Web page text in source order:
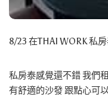
8/23 在THAI WORK 私
私房泰感覺還不錯 我們
有舒適的沙發 跟點心可